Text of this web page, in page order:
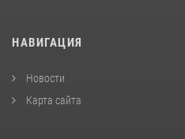
НАВИГАЦИЯ
Новости
Карта сайта